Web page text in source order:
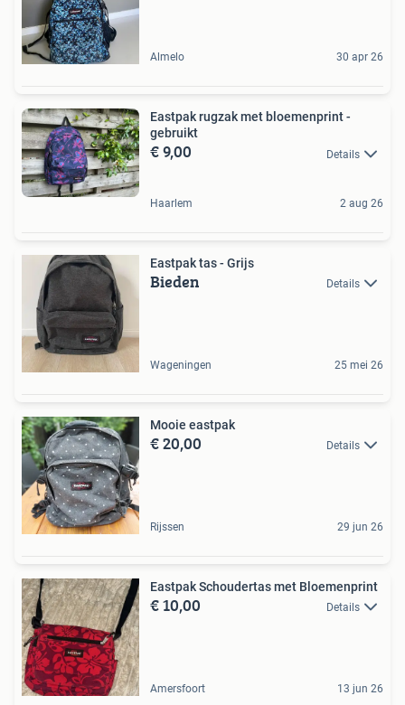
Almelo 30 apr 26
Eastpak rugzak met bloemenprint -
gebruikt
€ 9,00 Details
Haarlem 2 aug 26
Eastpak tas - Grijs
Bieden Details
Wageningen 25 mei 26
Mooie eastpak
€ 20,00 Details
Rijssen 29 jun 26
Eastpak Schoudertas met Bloemenprint
€ 10,00 Details
Amersfoort 13 jun 26